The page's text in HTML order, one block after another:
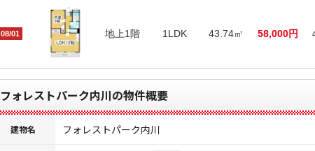
08/01 地上1階 1LDK 43.74㎡ 58,000円
フォレストパーク内川の物件概要
建物名 フォレストパーク内川